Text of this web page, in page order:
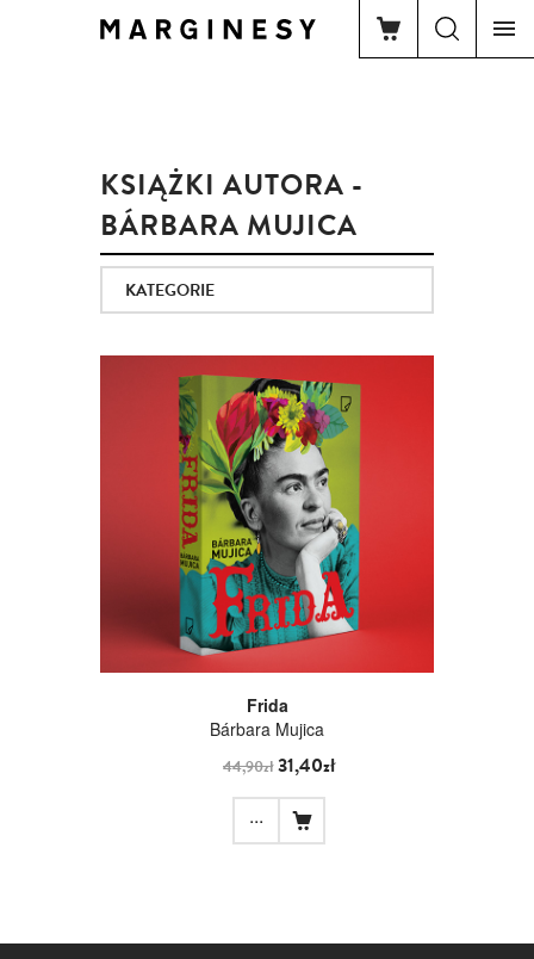
KSIĄŻKI AUTORA -
BÁRBARA MUJICA
KATEGORIE
Frida
Bárbara Mujica
44,90zł31,40zł
...